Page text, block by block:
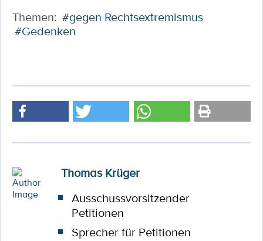
Themen: #gegen Rechtsextremismus
#Gedenken
Thomas Krüger
Ausschussvorsitzender
Petitionen
Sprecher für Petitionen